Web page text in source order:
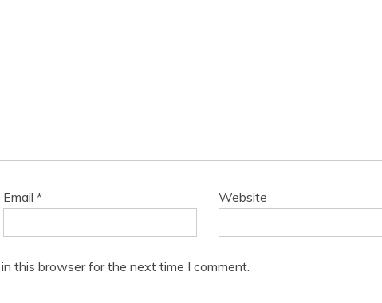
Email* Website
this browser for the next time I comment.